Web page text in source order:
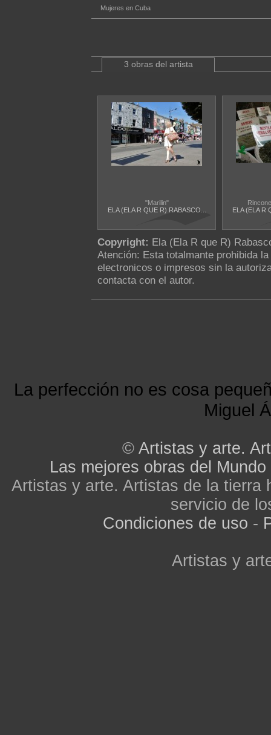
Mujeres en Cuba
3 obras del artista
"Marilin"
ELA (ELA R QUE R) RABASCO...
ELA (ELA R
Copyright: Ela (Ela R que R)
Atención: Esta totalmante prohibida
electronicos o impresos sin la
contacta con el autor.
La perfección no es cosa
Miguel
© Artistas y arte.
Las mejores obras del Mundo
Artistas y arte. Artistas de la tierra
servicio de
Condiciones de uso -
Artistas y